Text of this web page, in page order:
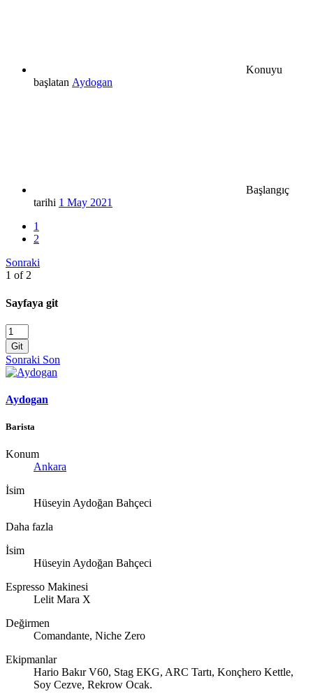
Konuyu
başlatan Aydogan
Başlangıç
tarihi 1 May 2021
1
2
Sonraki
1 of 2
Sayfaya git
Git
Sonraki Son
Aydogan
Barista
Konum
Ankara
İsim
Hüseyin Aydoğan Bahçeci
Daha fazla
İsim
Hüseyin Aydoğan Bahçeci
Espresso Makinesi
Lelit Mara X
Değirmen
Comandante, Niche Zero
Ekipmanlar
Hario Bakır V60, Stag EKG, ARC Tartı, Konçhero Kettle,
Soy Cezve, Rekrow Ocak.